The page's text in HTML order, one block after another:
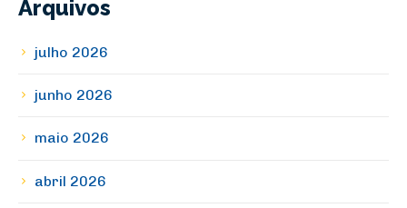
Arquivos
julho 2026
junho 2026
maio 2026
abril 2026